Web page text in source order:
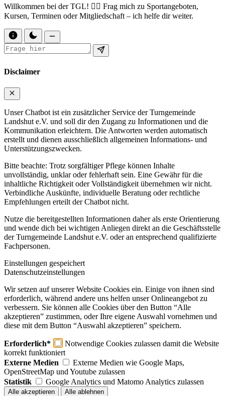
Willkommen bei der TGL! 🏋️‍♀️ Frag mich zu Sportangeboten,
Kursen, Terminen oder Mitgliedschaft – ich helfe dir weiter.
Disclaimer
Unser Chatbot ist ein zusätzlicher Service der Turngemeinde
Landshut e.V. und soll dir den Zugang zu Informationen und die
Kommunikation erleichtern. Die Antworten werden automatisch
erstellt und dienen ausschließlich allgemeinen Informations- und
Unterstützungszwecken.
Bitte beachte: Trotz sorgfältiger Pflege können Inhalte
unvollständig, unklar oder fehlerhaft sein. Eine Gewähr für die
inhaltliche Richtigkeit oder Vollständigkeit übernehmen wir nicht.
Verbindliche Auskünfte, individuelle Beratung oder rechtliche
Empfehlungen erteilt der Chatbot nicht.
Nutze die bereitgestellten Informationen daher als erste Orientierung
und wende dich bei wichtigen Anliegen direkt an die Geschäftsstelle
der Turngemeinde Landshut e.V. oder an entsprechend qualifizierte
Fachpersonen.
Einstellungen gespeichert
Datenschutzeinstellungen
Wir setzen auf unserer Website Cookies ein. Einige von ihnen sind
erforderlich, während andere uns helfen unser Onlineangebot zu
verbessern. Sie können alle Cookies über den Button “Alle
akzeptieren” zustimmen, oder Ihre eigene Auswahl vornehmen und
diese mit dem Button “Auswahl akzeptieren” speichern.
Erforderlich*
Notwendige Cookies zulassen damit die Website
korrekt funktioniert
Externe Medien
Externe Medien wie Google Maps,
OpenStreetMap und Youtube zulassen
Statistik
Google Analytics und Matomo Analytics zulassen